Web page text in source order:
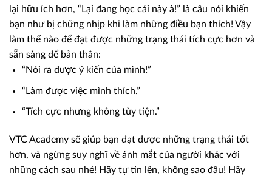
lại hữu ích hơn, “Lại đang học cái này à!” là câu nói khiến
bạn như bị chững nhịp khi làm những điều bạn thích! Vậy
làm thế nào để đạt được những trạng thái tích cực hơn và
sẵn sàng để bản thân:
“Nói ra được ý kiến của mình!”
“Làm được việc mình thích.”
“Tích cực nhưng không tùy tiện.”
VTC Academy sẽ giúp bạn đạt được những trạng thái tốt
hơn, và ngừng suy nghĩ về ánh mắt của người khác với
những cách sau nhé! Hãy tự tin lên, không sao đâu! Hãy